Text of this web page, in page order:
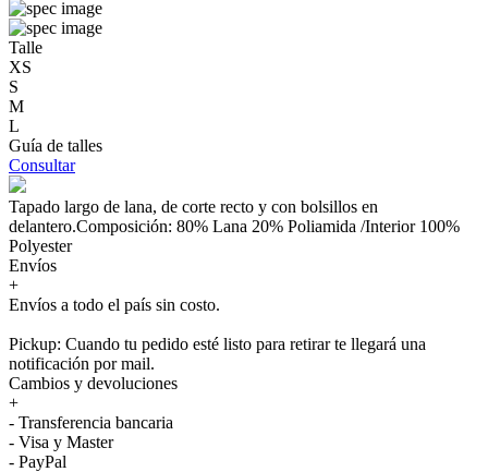
Talle
XS
S
M
L
Guía de talles
Consultar
Tapado largo de lana, de corte recto y con bolsillos en
delantero.Composición: 80% Lana 20% Poliamida /Interior 100%
Polyester
Envíos
+
Envíos a todo el país sin costo.
Pickup: Cuando tu pedido esté listo para retirar te llegará una
notificación por mail.
Cambios y devoluciones
+
- Transferencia bancaria
- Visa y Master
- PayPal